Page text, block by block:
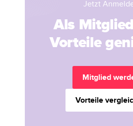
Jetzt
Als
Vorteile
Mitglied
Vorteile